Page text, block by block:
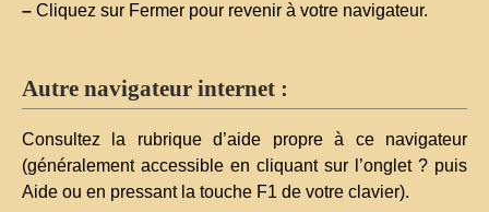
– Cliquez sur Fermer pour revenir à votre navigateur.
Autre navigateur internet :
Consultez la rubrique d’aide propre à ce navigateur
(généralement accessible en cliquant sur l’onglet ? puis
Aide ou en pressant la touche F1 de votre clavier).